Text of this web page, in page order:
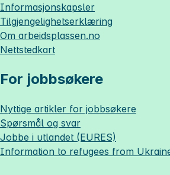
Informasjonskapsler
Tilgjengelighetserklæring
Om arbeidsplassen.no
Nettstedkart
For jobbsøkere
Nyttige artikler for jobbsøkere
Spørsmål og svar
Jobbe i utlandet (EURES)
Information to refugees from